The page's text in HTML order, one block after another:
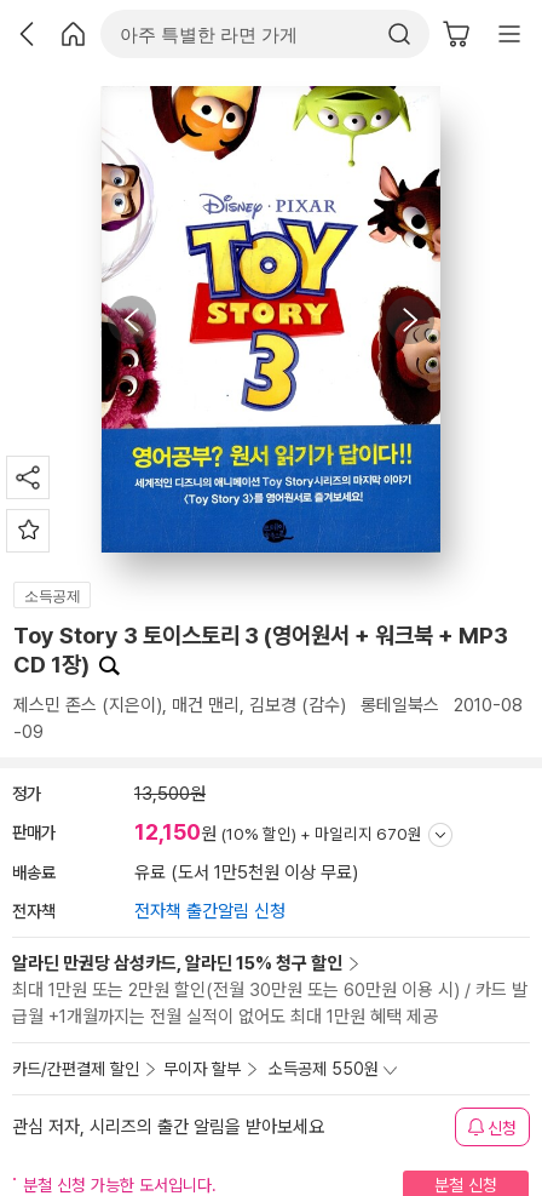
소득공제
Toy Story 3 토이스토리 3 (영어원서 + 워크북 + MP3
CD 1장)
제스민 존스 (지은이), 매건 맨리 , 김보경 (감수) 롱테일북스 2010-08
-09
정가 13,500원
판매가 12,150원 (10% 할인) + 마일리지 670원
배송료 유료 (도서 1만5천원 이상 무료)
전자책 전자책 출간알림 신청
알라딘 만권당 삼성카드, 알라딘 15% 청구 할인
최대 1만원 또는 2만원 할인(전월 30만원 또는 60만원 이용 시) / 카드 발
급월 +1개월까지는 전월 실적이 없어도 최대 1만원 혜택 제공
카드/간편결제 할인 무이자 할부 소득공제 550원
관심 저자, 시리즈의 출간 알림을 받아보세요 신청
분철 신청 가능한 도서입니다. 분철 신청